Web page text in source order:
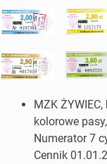
MZK
kolorowe
Numerator 7
Cennik